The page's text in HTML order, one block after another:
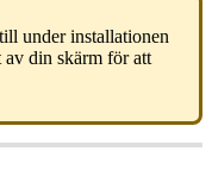
till under installationen
av din skärm för att